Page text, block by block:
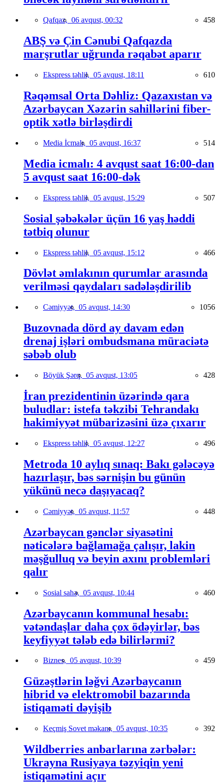
Qafqaz, 06 avqust, 00:32 458
ABŞ və Çin Cənubi Qafqazda
marşrutlar uğrunda rəqabət aparır
Ekspress təhlil, 05 avqust, 18:11 610
Rəqəmsal Orta Dəhliz: Qazaxıstan və
Azərbaycan Xəzərin sahillərini fiber-
optik xətlə birləşdirdi
Media İcmalı, 05 avqust, 16:37 514
Media icmalı: 4 avqust saat 16:00-dan
5 avqust saat 16:00-dək
Ekspress təhlil, 05 avqust, 15:29 507
Sosial şəbəkələr üçün 16 yaş həddi
tətbiq olunur
Ekspress təhlil, 05 avqust, 15:12 466
Dövlət əmlakının qurumlar arasında
verilməsi qaydaları sadələşdirilib
Cəmiyyət, 05 avqust, 14:30 1056
Buzovnada dörd ay davam edən
drenaj işləri ombudsmana müraciətə
səbəb olub
Böyük Şərq, 05 avqust, 13:05 428
İran prezidentinin üzərində qara
buludlar: istefa təkzibi Tehrandakı
hakimiyyət mübarizəsini üzə çıxarır
Ekspress təhlil, 05 avqust, 12:27 496
Metroda 10 aylıq sınaq: Bakı gələcəyə
hazırlaşır, bəs sərnişin bu günün
yükünü necə daşıyacaq?
Cəmiyyət, 05 avqust, 11:57 448
Azərbaycan gənclər siyasətini
nəticələrə bağlamağa çalışır, lakin
məşğulluq və beyin axını problemləri
qalır
Sosial sahə, 05 avqust, 10:44 460
Azərbaycanın kommunal hesabı:
vətəndaşlar daha çox ödəyirlər, bəs
keyfiyyət tələb edə bilirlərmi?
Biznes, 05 avqust, 10:39 459
Güzəştlərin ləğvi Azərbaycanın
hibrid və elektromobil bazarında
istiqaməti dəyişib
Keçmiş Sovet məkanı, 05 avqust, 10:35 392
Wildberries anbarlarına zərbələr:
Ukrayna Rusiyaya təzyiqin yeni
istiqamətini açır